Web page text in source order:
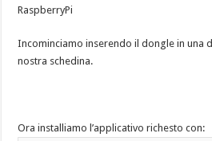
RaspberryPi
Incominciamo inserendo il dongle in una
nostra schedina.
Ora installiamo l’applicativo richesto con: